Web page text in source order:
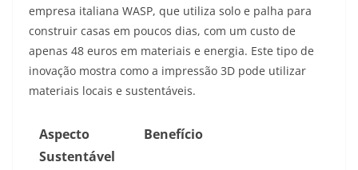
empresa italiana WASP, que utiliza solo e palha para
construir casas em poucos dias, com um custo de
apenas 48 euros em materiais e energia. Este tipo de
inovação mostra como a impressão 3D pode utilizar
materiais locais e sustentáveis.
Aspecto
Sustentável
Benefício